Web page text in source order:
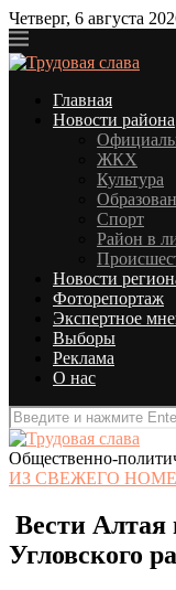
Четверг, 6 августа
Главная
Новости района
ЖКХ
Культура
Спорт
Район в
Новости
Фоторепортаж
Экспертное
Выборы
Реклама
О нас
Общественно-
ИЗ СВЕЖЕГО
Вести Алтая
Угловского